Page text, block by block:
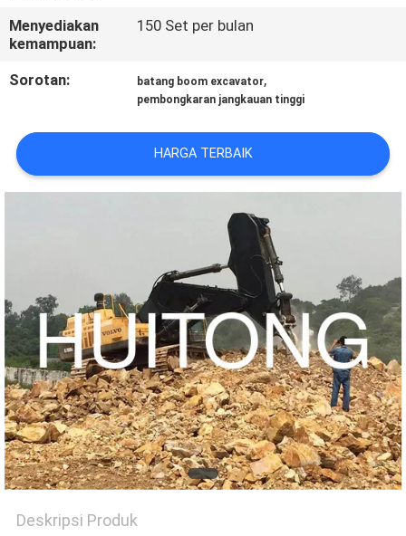
BERITA
MINTA
PETA
SITUS
Menyediakan
kemampuan:
150 Set per bulan
Sorotan: batang boom excavator,
pembongkaran jangkauan tinggi
HARGA TERBAIK
Deskripsi Produk